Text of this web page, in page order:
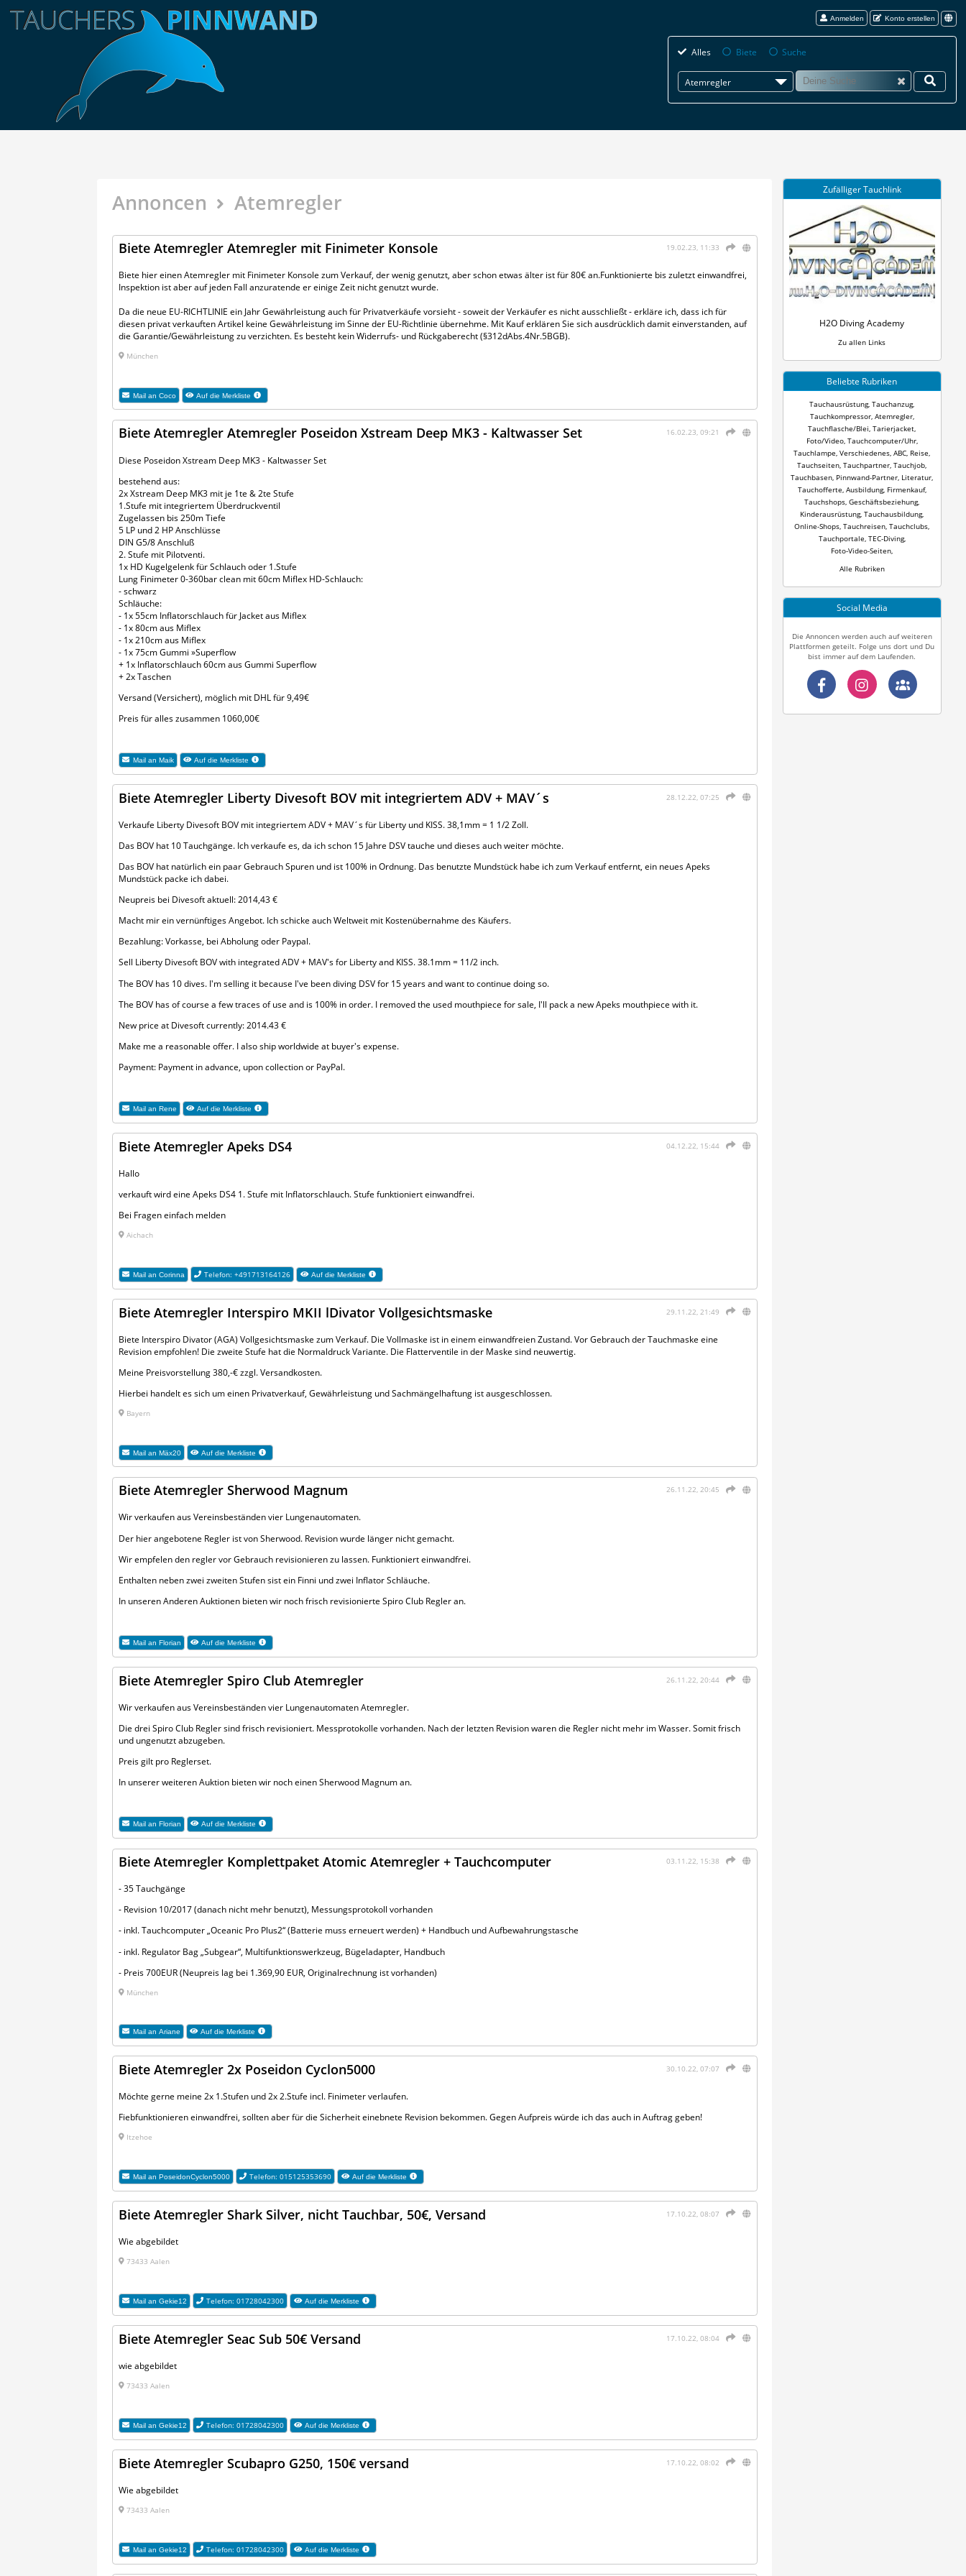
Anmelden Konto erstellen
Alles Biete Suche
Atemregler
Annoncen Atemregler
19.02.23, 11:33
Biete Atemregler Atemregler mit Finimeter Konsole
Biete hier einen Atemregler mit Finimeter Konsole zum Verkauf, der wenig genutzt, aber schon etwas älter ist für 80€ an.Funktionierte bis zuletzt einwandfrei,
Inspektion ist aber auf jeden Fall anzuratende er einige Zeit nicht genutzt wurde.
Da die neue EU-RICHTLINIE ein Jahr Gewährleistung auch für Privatverkäufe vorsieht - soweit der Verkäufer es nicht ausschließt - erkläre ich, dass ich für
diesen privat verkauften Artikel keine Gewährleistung im Sinne der EU-Richtlinie übernehme. Mit Kauf erklären Sie sich ausdrücklich damit einverstanden, auf
die Garantie/Gewährleistung zu verzichten. Es besteht kein Widerrufs- und Rückgaberecht (§312dAbs.4Nr.5BGB).
München
Mail an Coco Auf die Merkliste
16.02.23, 09:21
Biete Atemregler Atemregler Poseidon Xstream Deep MK3 - Kaltwasser Set
Diese Poseidon Xstream Deep MK3 - Kaltwasser Set
bestehend aus:
2x Xstream Deep MK3 mit je 1te & 2te Stufe
1.Stufe mit integriertem Überdruckventil
Zugelassen bis 250m Tiefe
5 LP und 2 HP Anschlüsse
DIN G5/8 Anschluß
2. Stufe mit Pilotventi.
1x HD Kugelgelenk für Schlauch oder 1.Stufe
Lung Finimeter 0-360bar clean mit 60cm Miflex HD-Schlauch:
- schwarz
Schläuche:
- 1x 55cm Inflatorschlauch für Jacket aus Miflex
- 1x 80cm aus Miflex
- 1x 210cm aus Miflex
- 1x 75cm Gummi »Superflow
+ 1x Inflatorschlauch 60cm aus Gummi Superflow
+ 2x Taschen
Versand (Versichert), möglich mit DHL für 9,49€
Preis für alles zusammen 1060,00€
Mail an Maik Auf die Merkliste
28.12.22, 07:25
Biete Atemregler Liberty Divesoft BOV mit integriertem ADV + MAV´s
Verkaufe Liberty Divesoft BOV mit integriertem ADV + MAV´s für Liberty und KISS. 38,1mm = 1 1/2 Zoll.
Das BOV hat 10 Tauchgänge. Ich verkaufe es, da ich schon 15 Jahre DSV tauche und dieses auch weiter möchte.
Das BOV hat natürlich ein paar Gebrauch Spuren und ist 100% in Ordnung. Das benutzte Mundstück habe ich zum Verkauf entfernt, ein neues Apeks
Mundstück packe ich dabei.
Neupreis bei Divesoft aktuell: 2014,43 €
Macht mir ein vernünftiges Angebot. Ich schicke auch Weltweit mit Kostenübernahme des Käufers.
Bezahlung: Vorkasse, bei Abholung oder Paypal.
Sell Liberty Divesoft BOV with integrated ADV + MAV's for Liberty and KISS. 38.1mm = 11/2 inch.
The BOV has 10 dives. I'm selling it because I've been diving DSV for 15 years and want to continue doing so.
The BOV has of course a few traces of use and is 100% in order. I removed the used mouthpiece for sale, I'll pack a new Apeks mouthpiece with it.
New price at Divesoft currently: 2014.43 €
Make me a reasonable offer. I also ship worldwide at buyer's expense.
Payment: Payment in advance, upon collection or PayPal.
Mail an Rene Auf die Merkliste
04.12.22, 15:44
Biete Atemregler Apeks DS4
Hallo
verkauft wird eine Apeks DS4 1. Stufe mit Inflatorschlauch. Stufe funktioniert einwandfrei.
Bei Fragen einfach melden
Aichach
Mail an Corinna Telefon: +491713164126 Auf die Merkliste
29.11.22, 21:49
Biete Atemregler Interspiro MKII lDivator Vollgesichtsmaske
Biete Interspiro Divator (AGA) Vollgesichtsmaske zum Verkauf. Die Vollmaske ist in einem einwandfreien Zustand. Vor Gebrauch der Tauchmaske eine
Revision empfohlen! Die zweite Stufe hat die Normaldruck Variante. Die Flatterventile in der Maske sind neuwertig.
Meine Preisvorstellung 380,-€ zzgl. Versandkosten.
Hierbei handelt es sich um einen Privatverkauf, Gewährleistung und Sachmängelhaftung ist ausgeschlossen.
Bayern
Mail an Mäx20 Auf die Merkliste
26.11.22, 20:45
Biete Atemregler Sherwood Magnum
Wir verkaufen aus Vereinsbeständen vier Lungenautomaten.
Der hier angebotene Regler ist von Sherwood. Revision wurde länger nicht gemacht.
Wir empfelen den regler vor Gebrauch revisionieren zu lassen. Funktioniert einwandfrei.
Enthalten neben zwei zweiten Stufen sist ein Finni und zwei Inflator Schläuche.
In unseren Anderen Auktionen bieten wir noch frisch revisionierte Spiro Club Regler an.
Mail an Florian Auf die Merkliste
26.11.22, 20:44
Biete Atemregler Spiro Club Atemregler
Wir verkaufen aus Vereinsbeständen vier Lungenautomaten Atemregler.
Die drei Spiro Club Regler sind frisch revisioniert. Messprotokolle vorhanden. Nach der letzten Revision waren die Regler nicht mehr im Wasser. Somit frisch
und ungenutzt abzugeben.
Preis gilt pro Reglerset.
In unserer weiteren Auktion bieten wir noch einen Sherwood Magnum an.
Mail an Florian Auf die Merkliste
03.11.22, 15:38
Biete Atemregler Komplettpaket Atomic Atemregler + Tauchcomputer
- 35 Tauchgänge
- Revision 10/2017 (danach nicht mehr benutzt), Messungsprotokoll vorhanden
- inkl. Tauchcomputer „Oceanic Pro Plus2“ (Batterie muss erneuert werden) + Handbuch und Aufbewahrungstasche
- inkl. Regulator Bag „Subgear“, Multifunktionswerkzeug, Bügeladapter, Handbuch
- Preis 700EUR (Neupreis lag bei 1.369,90 EUR, Originalrechnung ist vorhanden)
München
Mail an Ariane Auf die Merkliste
30.10.22, 07:07
Biete Atemregler 2x Poseidon Cyclon5000
Möchte gerne meine 2x 1.Stufen und 2x 2.Stufe incl. Finimeter verlaufen.
Fiebfunktionieren einwandfrei, sollten aber für die Sicherheit einebnete Revision bekommen. Gegen Aufpreis würde ich das auch in Auftrag geben!
Itzehoe
Mail an PoseidonCyclon5000 Telefon: 015125353690 Auf die Merkliste
17.10.22, 08:07
Biete Atemregler Shark Silver, nicht Tauchbar, 50€, Versand
Wie abgebildet
73433 Aalen
Mail an Gekie12 Telefon: 01728042300 Auf die Merkliste
17.10.22, 08:04
Biete Atemregler Seac Sub 50€ Versand
wie abgebildet
73433 Aalen
Mail an Gekie12 Telefon: 01728042300 Auf die Merkliste
17.10.22, 08:02
Biete Atemregler Scubapro G250, 150€ versand
Wie abgebildet
73433 Aalen
Mail an Gekie12 Telefon: 01728042300 Auf die Merkliste
Zufälliger Tauchlink
H2O Diving Academy
Zu allen Links
Beliebte Rubriken
Tauchausrüstung, Tauchanzug,
Tauchkompressor, Atemregler,
Tauchflasche/Blei Tarierjacket
Foto/Video, Tauchcomputer/Uhr,
Tauchlampe Verschiedenes ABC Reise
Tauchseiten Tauchpartner Tauchjob
Tauchbasen Pinnwand-Partner Literatur
Tauchofferte Ausbildung, Firmenkauf,
Tauchshops Geschäftsbeziehung,
Kinderausrüstung, Tauchausbildung,
Online-Shops Tauchreisen Tauchclubs
Tauchportale TEC-Diving,
Foto-Video-Seiten
Alle Rubriken
Social Media
Die Annoncen werden auch auf weiteren
Plattformen geteilt. Folge uns dort und Du
bist immer auf dem Laufenden.